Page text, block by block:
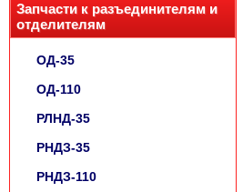
Запчасти к разъединителям и
отделителям
ОД-35
ОД-110
РЛНД-35
РНДЗ-35
РНДЗ-110